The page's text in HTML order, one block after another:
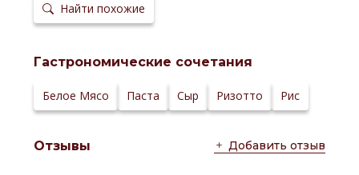
Виноград:
Шардоне
хранения:
Температура
10-12 *С
Сайт
производителя:
Найти похожие
Гастрономические сочетания
Белое Мясо Паста Сыр Ризотто Рис
Отзывы Добавить отзыв